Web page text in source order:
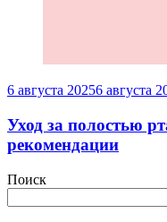
6 августа 20256 августа
Уход за полостью
рекомендации
Поиск